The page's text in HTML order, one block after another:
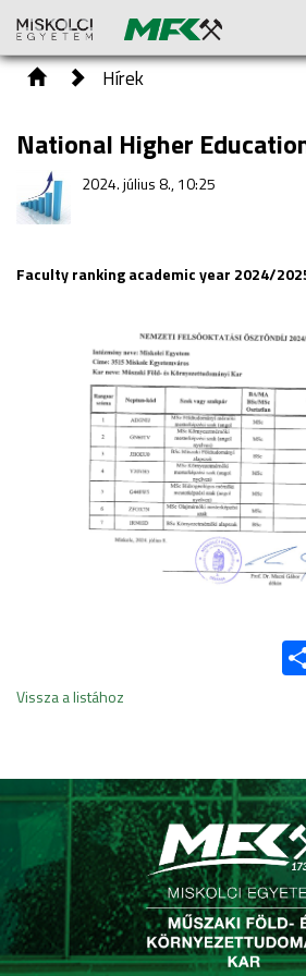
Hírek
National Higher
2024. július 8., 10:25
Faculty ranking academic year 2024/
Vissza a listához